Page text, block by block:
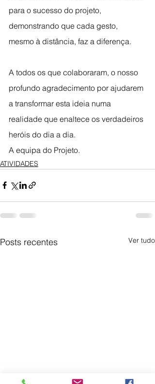
para o sucesso do projeto,
demonstrando que cada gesto,
mesmo à distância, faz a diferença.
A todos os que colaboraram, o nosso
profundo agradecimento por ajudarem
a transformar esta ideia numa
realidade que enaltece os verdadeiros
heróis do dia a dia.
A equipa do Projeto.
ATIVIDADES
Posts recentes Ver tudo